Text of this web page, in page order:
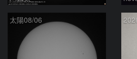
太陽08/06